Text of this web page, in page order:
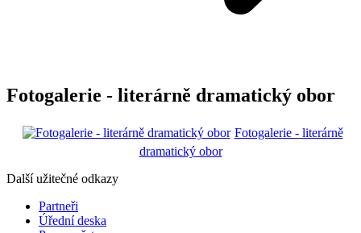
Fotogalerie - literárně dramatický obor
Fotogalerie - literárně
dramatický obor
Další užitečné odkazy
Partneři
Úřední deska